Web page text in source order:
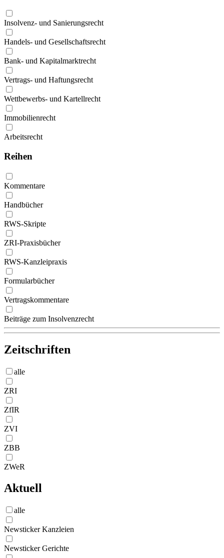
Insolvenz- und Sanierungsrecht
Handels- und Gesellschaftsrecht
Bank- und Kapitalmarktrecht
Vertrags- und Haftungsrecht
Wettbewerbs- und Kartellrecht
Immobilienrecht
Arbeitsrecht
Reihen
Kommentare
Handbücher
RWS-Skripte
ZRI-Praxisbücher
RWS-Kanzleipraxis
Formularbücher
Vertragskommentare
Beiträge zum Insolvenzrecht
Zeitschriften
alle
ZRI
ZfIR
ZVI
ZBB
ZWeR
Aktuell
alle
Newsticker Kanzleien
Newsticker Gerichte